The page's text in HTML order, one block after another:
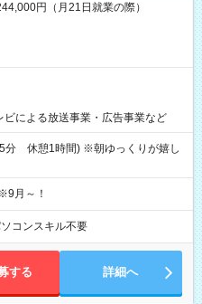
円（月21日就業の際）
ビによる放送事業・広告事業など
分 休憩1時間) ※朝ゆっくりが嬉し
月～！
コンスキル不要
する 詳細へ